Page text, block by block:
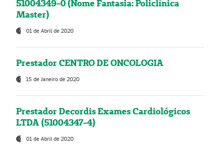
51004349-0 (Nome Fantasia: Policlínica
Master)
01 de Abril de 2020
Prestador CENTRO DE ONCOLOGIA
15 de Janeiro de 2020
Prestador Decordis Exames Cardiológicos
LTDA (51004347-4)
01 de Abril de 2020